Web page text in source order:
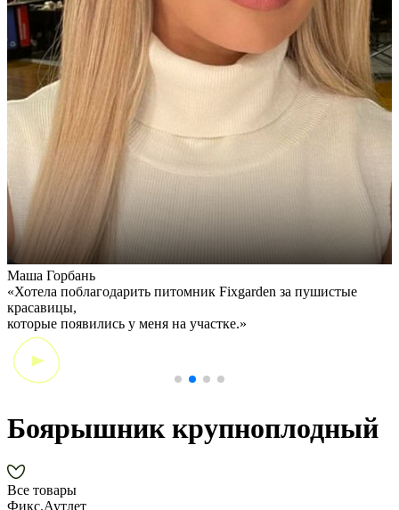
Маша Горбань
«Хотела поблагодарить питомник Fixgarden за пушистые
красавицы,
которые появились у меня на участке.»
Боярышник крупноплодный
Все товары
Фикс.Аутлет